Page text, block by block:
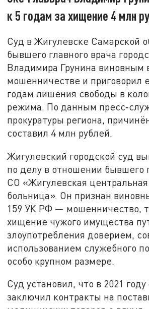
к 5 годам за хищение 4 млн
Суд в Жигулевске Самарской
бывшего главного врача
Владимира Грунина виновным
мошенничестве и приговорил
годам лишения свободы в
режима. По данным
прокуратуры региона,
составил 4 млн рублей.
Жигулевский городской суд
по делу в отношении бывшего
СО «Жигулевская центральная
больница». Он признан
159 УК РФ — мошенничество,
хищение чужого имущества
злоупотребления доверием,
использованием служебного
особо крупном размере.
Суд установил, что в 2021 году
заключил контракты на